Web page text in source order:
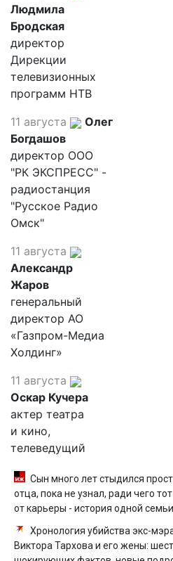
Людмила
Бродская
директор
Дирекции
телевизионных
программ НТВ
11 августа
Олег
Богдашов
директор ООО
"РК ЭКСПРЕСС" -
радиостанция
"Русское Радио
Омск"
11 августа
Александр
Жаров
генеральный
директор АО
«Газпром-Медиа
Холдинг»
11 августа
Оскар Кучера
актер театра
и кино,
телеведущий
Сын много лет стыдился
отца, пока не узнал, ради чего
от карьеры - история одной семьи
Хронология убийства экс-
Виктора Тархова и его жены: